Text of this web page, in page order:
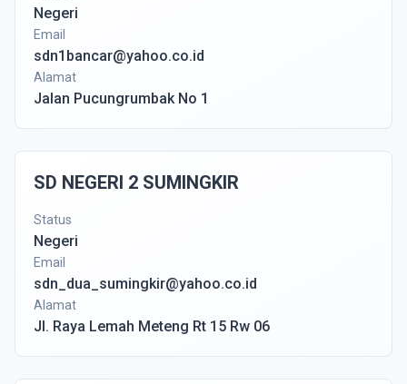
Negeri
Email
sdn1bancar@yahoo.co.id
Alamat
Jalan Pucungrumbak No 1
SD NEGERI 2 SUMINGKIR
Status
Negeri
Email
sdn_dua_sumingkir@yahoo.co.id
Alamat
Jl. Raya Lemah Meteng Rt 15 Rw 06